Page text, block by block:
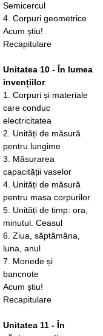
Semicercul
4. Corpuri geometrice
Acum știu!
Recapitulare
Unitatea 10 - În lumea
invențiilor
1. Corpuri și materiale
care conduc
electricitatea
2. Unități de măsură
pentru lungime
3. Măsurarea
capacității vaselor
4. Unități de măsură
pentru masa corpurilor
5. Unități de timp: ora,
minutul. Ceasul
6. Ziua, săptămâna,
luna, anul
7. Monede și
bancnote
Acum știu!
Recapitulare
Unitatea 11 - În